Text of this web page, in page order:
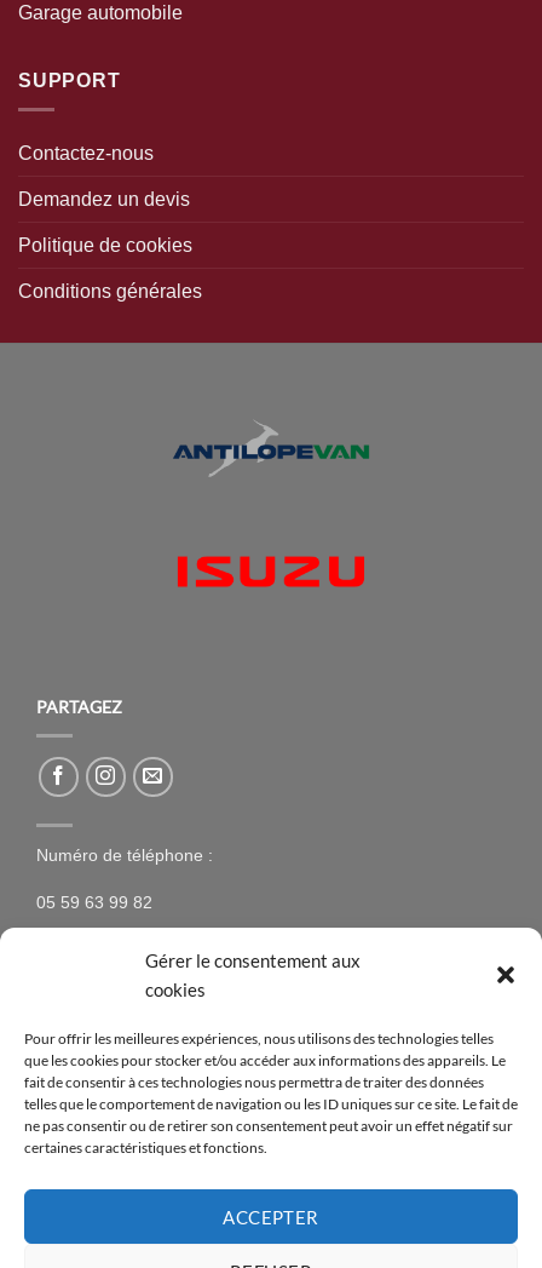
Gérer le consentement aux
cookies
Pour offrir les meilleures expériences, nous utilisons des technologies telles
que les cookies pour stocker et/ou accéder aux informations des appareils. Le
fait de consentir à ces technologies nous permettra de traiter des données
telles que le comportement de navigation ou les ID uniques sur ce site. Le fait de
ne pas consentir ou de retirer son consentement peut avoir un effet négatif sur
certaines caractéristiques et fonctions.
ACCEPTER
Garage automobile
SUPPORT
Contactez-nous
Demandez un devis
Politique de cookies
Conditions générales
PARTAGEZ
Numéro de téléphone :
05 59 63 99 82
N’hésitez pas à vous inscrire à la newsletter pour être
tenus au courant des nouveaux produits proposés sur
le site ainsi que des offres spéciales !
[mc4wp_form id=14376]